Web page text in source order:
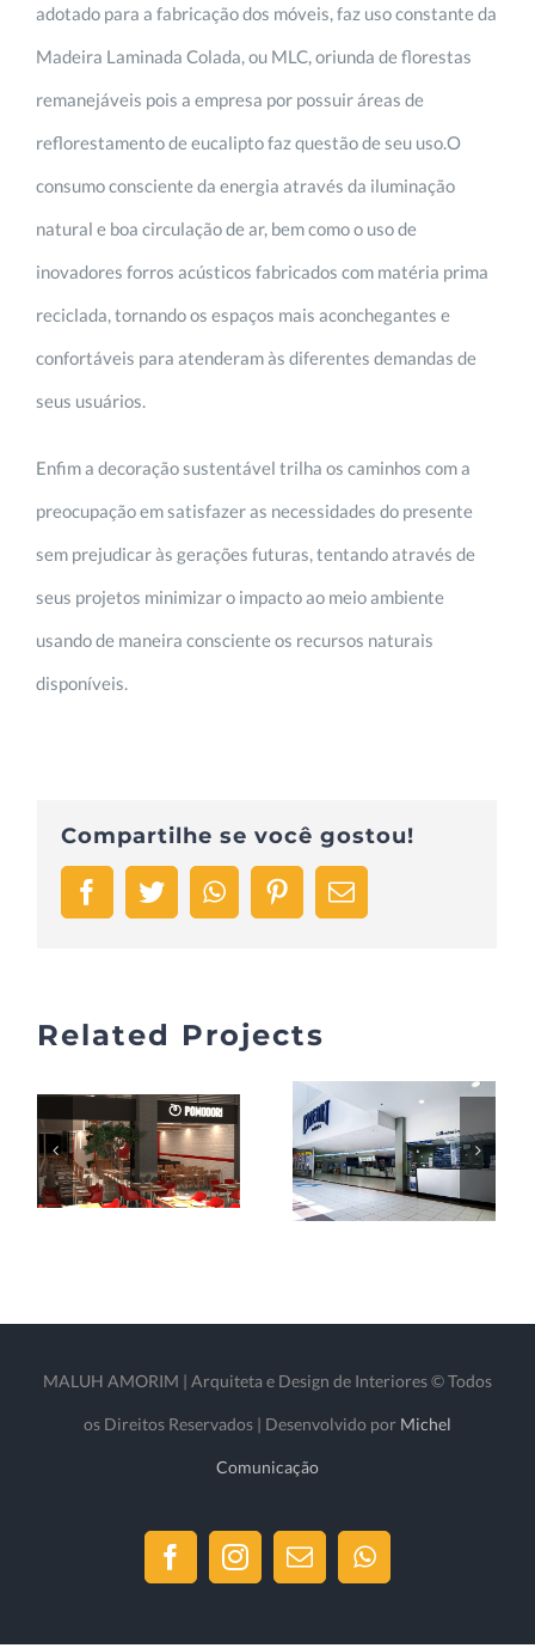
adotado para a fabricação dos móveis, faz uso constante da
Madeira Laminada Colada, ou MLC, oriunda de florestas
remanejáveis pois a empresa por possuir áreas de
reflorestamento de eucalipto faz questão de seu uso.O
consumo consciente da energia através da iluminação
natural e boa circulação de ar, bem como o uso de
inovadores forros acústicos fabricados com matéria prima
reciclada, tornando os espaços mais aconchegantes e
confortáveis para atenderam às diferentes demandas de
seus usuários.
Enfim a decoração sustentável trilha os caminhos com a
preocupação em satisfazer as necessidades do presente
sem prejudicar às gerações futuras, tentando através de
seus projetos minimizar o impacto ao meio ambiente
usando de maneira consciente os recursos naturais
disponíveis.
Compartilhe se você gostou!
FacebookTwitterWhatsApp
PinterestEmail
Related Projects
MALUH AMORIM | Arquiteta e Design de Interiores © Todos
os Direitos Reservados | Desenvolvido por Michel
Comunicação
FacebookInstagramEmailWhatsApp